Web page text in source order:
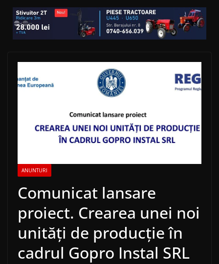
ANUNTURI
Comunicat lansare
proiect. Crearea unei noi
unități de producție în
cadrul Gopro Instal SRL